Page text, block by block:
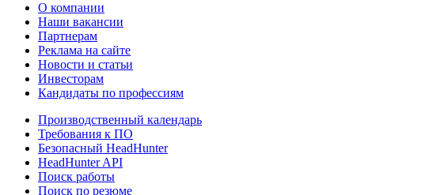
О компании
Наши вакансии
Партнерам
Реклама на сайте
Новости и статьи
Инвесторам
Кандидаты по профессиям
Производственный календарь
Требования к ПО
Безопасный HeadHunter
HeadHunter API
Поиск работы
Поиск по резюме